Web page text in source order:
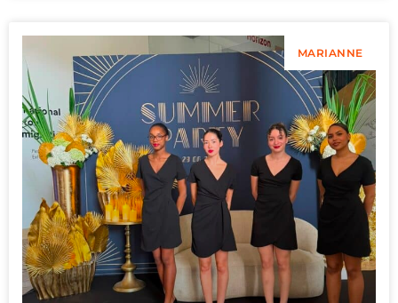
MARIANNE